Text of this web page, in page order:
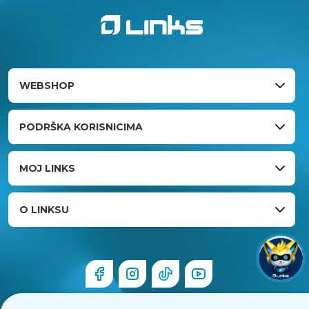
WEBSHOP
PODRŠKA KORISNICIMA
MOJ LINKS
O LINKSU